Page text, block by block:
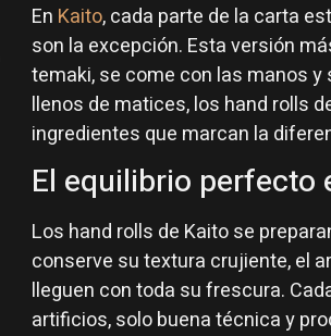
En Kaito, cada parte de la carta
son la excepción. Esta versión
temaki, se come con las manos
llenos de matices, los hand rolls
ingredientes que marcan la
El equilibrio perfecto
Los hand rolls de Kaito se
conserve su textura crujiente, el
lleguen con toda su frescura.
artificios, solo buena técnica y